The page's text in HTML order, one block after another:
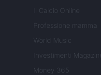
Il Calcio Online
Professione mamma
World Music
Investimenti Magazine
Money 365